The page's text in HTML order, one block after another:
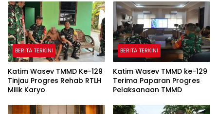
BERITA TERKINI
Katim Wasev TMMD Ke-129
Tinjau Progres Rehab RTLH
Milik Karyo
BERITA TERKINI
Katim Wasev TMMD ke-129
Terima Paparan Progres
Pelaksanaan TMMD